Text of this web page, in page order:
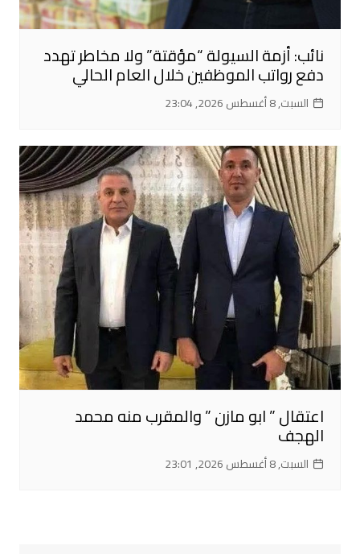
نائب: أزمة السيولة “مؤقتة” ولا مخاطر تهدد
دفع رواتب الموظفين خلال العام الحالي
السبت, 8 أغسطس 2026, 23:04
اعتقال ” ابو مازن ” والمقرب منه محمد
الهجف
السبت, 8 أغسطس 2026, 23:01